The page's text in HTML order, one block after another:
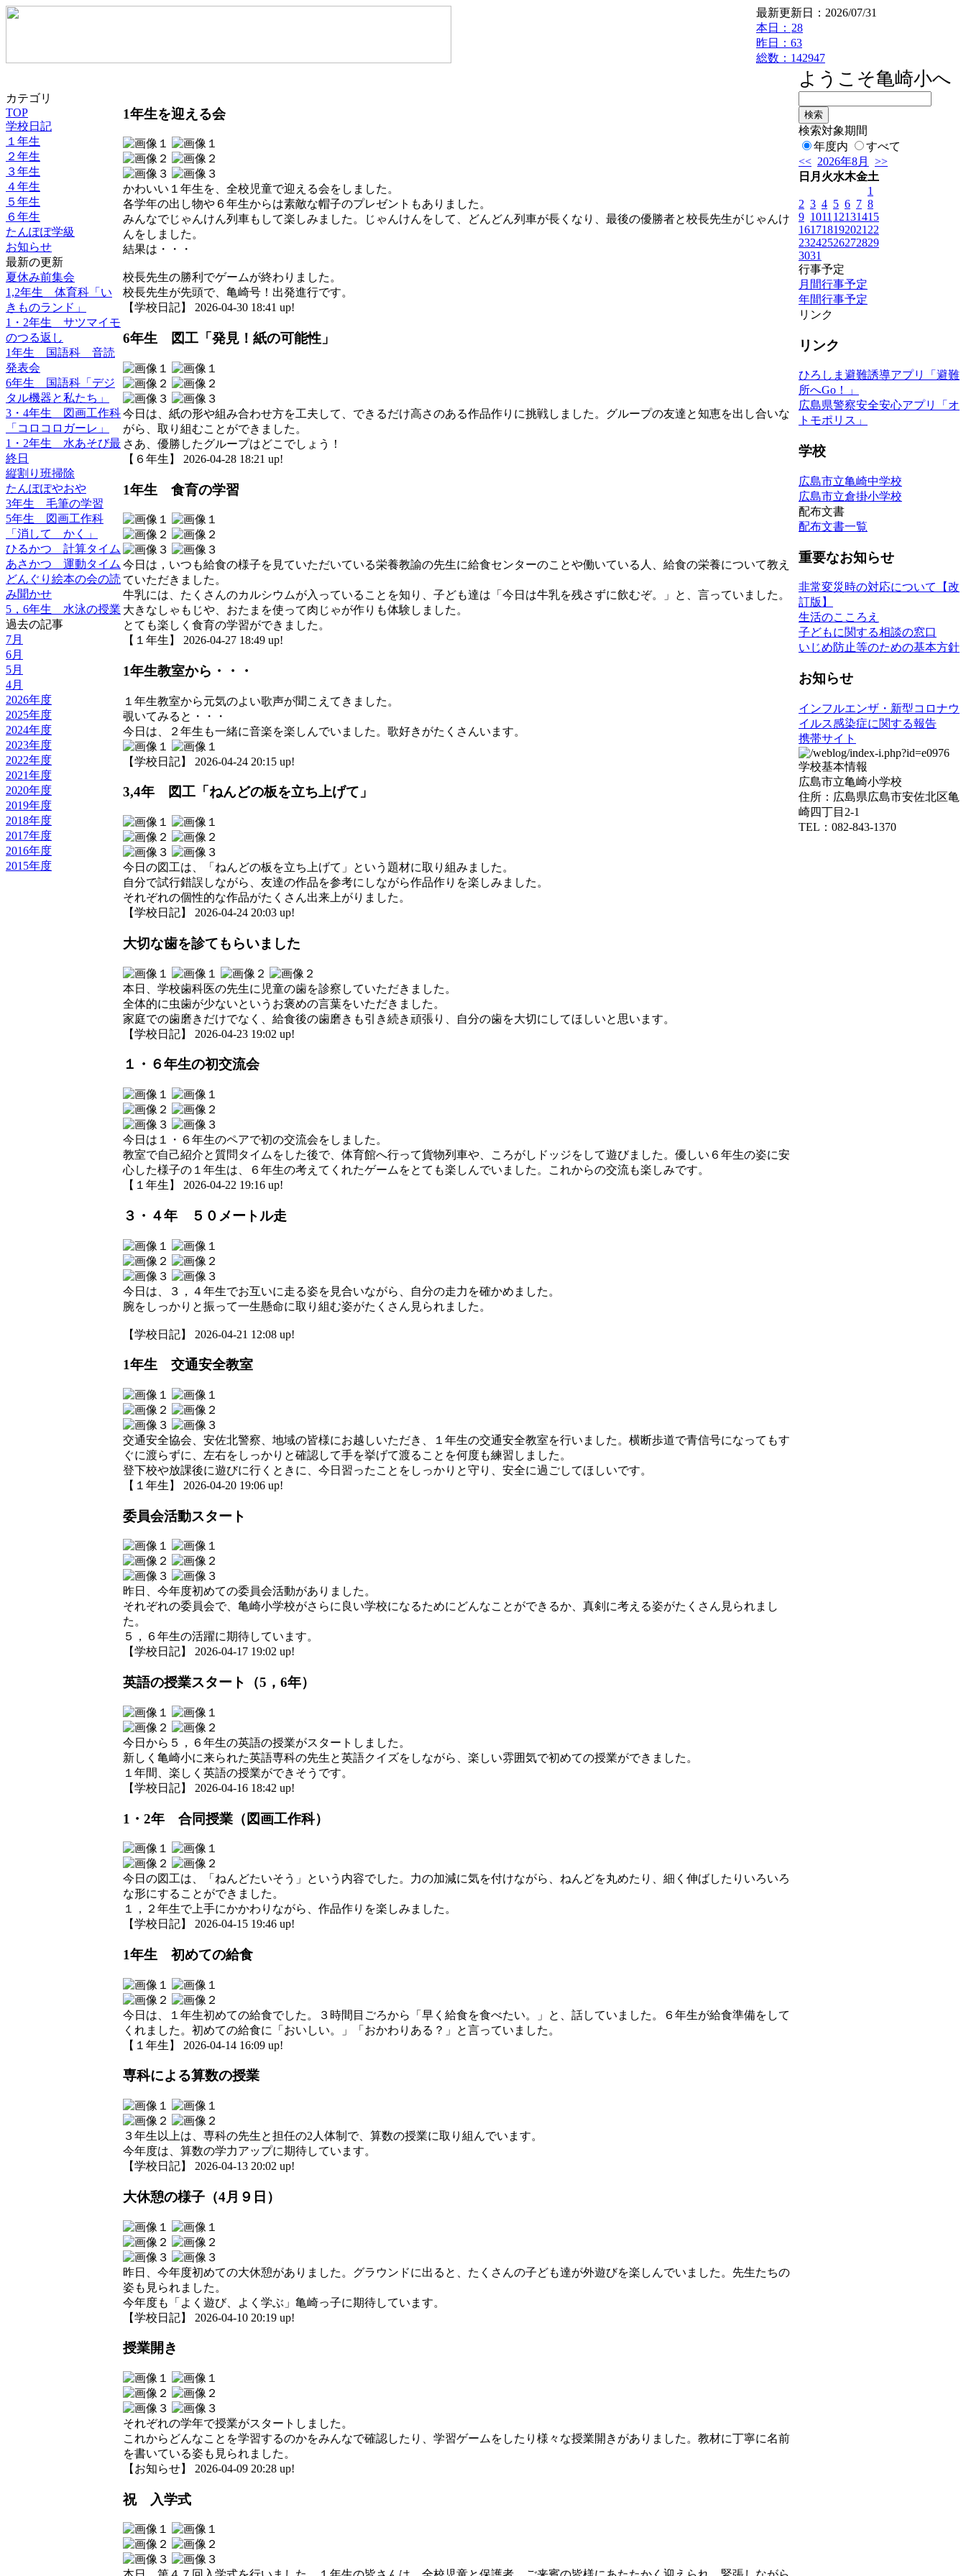
最新更新日：2026/07/31
本日： 28
昨日：63
総数：142947
ようこそ亀崎小へ
カテゴリ
TOP
学校日記
１年生
２年生
３年生
４年生
５年生
６年生
たんぽぽ学級
お知らせ
最新の更新
夏休み前集会
1,2年生 体育科「い
きものランド」
1・2年生 サツマイモ
のつる返し
1年生 国語科 音読
発表会
6年生 国語科「デジ
タル機器と私たち」
3・4年生 図画工作科
「コロコロガーレ」
1・2年生 水あそび最
終日
縦割り班掃除
たんぽぽやおや
3年生 毛筆の学習
5年生 図画工作科
「消して かく」
ひるかつ 計算タイム
あさかつ 運動タイム
どんぐり絵本の会の読
み聞かせ
5，6年生 水泳の授業
過去の記事
7月
6月
5月
4月
2026年度
2025年度
2024年度
2023年度
2022年度
2021年度
2020年度
2019年度
2018年度
2017年度
2016年度
2015年度
1年生を迎える会
かわいい１年生を、全校児童で迎える会をしました。
各学年の出し物や６年生からは素敵な帽子のプレゼントもありました。
みんなでじゃんけん列車もして楽しみました。じゃんけんをして、どんどん列車が長くなり、最後の優勝者と校長先生がじゃんけ
んをしました。
結果は・・・
校長先生の勝利でゲームが終わりました。
校長先生が先頭で、亀崎号！出発進行です。
【学校日記】 2026-04-30 18:41 up!
6年生 図工「発見！紙の可能性」
今日は、紙の形や組み合わせ方を工夫して、できるだけ高さのある作品作りに挑戦しました。グループの友達と知恵を出し合いな
がら、取り組むことができました。
さあ、優勝したグループはどこでしょう！
【６年生】 2026-04-28 18:21 up!
1年生 食育の学習
今日は，いつも給食の様子を見ていただいている栄養教諭の先生に給食センターのことや働いている人、給食の栄養について教え
ていただきました。
牛乳には、たくさんのカルシウムが入っていることを知り、子ども達は「今日は牛乳を残さずに飲むぞ。」と、言っていました。
大きなしゃもじや、おたまを使って肉じゃが作りも体験しました。
とても楽しく食育の学習ができました。
【１年生】 2026-04-27 18:49 up!
1年生教室から・・・
１年生教室から元気のよい歌声が聞こえてきました。
覗いてみると・・・
今日は、２年生も一緒に音楽を楽しんでいました。歌好きがたくさんいます。
【学校日記】 2026-04-24 20:15 up!
3,4年 図工「ねんどの板を立ち上げて」
今日の図工は、「ねんどの板を立ち上げて」という題材に取り組みました。
自分で試行錯誤しながら、友達の作品を参考にしながら作品作りを楽しみました。
それぞれの個性的な作品がたくさん出来上がりました。
【学校日記】 2026-04-24 20:03 up!
大切な歯を診てもらいました
本日、学校歯科医の先生に児童の歯を診察していただきました。
全体的に虫歯が少ないというお褒めの言葉をいただきました。
家庭での歯磨きだけでなく、給食後の歯磨きも引き続き頑張り、自分の歯を大切にしてほしいと思います。
【学校日記】 2026-04-23 19:02 up!
１・６年生の初交流会
今日は１・６年生のペアで初の交流会をしました。
教室で自己紹介と質問タイムをした後で、体育館へ行って貨物列車や、ころがしドッジをして遊びました。優しい６年生の姿に安
心した様子の１年生は、６年生の考えてくれたゲームをとても楽しんでいました。これからの交流も楽しみです。
【１年生】 2026-04-22 19:16 up!
３・４年 ５０メートル走
今日は、３，４年生でお互いに走る姿を見合いながら、自分の走力を確かめました。
腕をしっかりと振って一生懸命に取り組む姿がたくさん見られました。
【学校日記】 2026-04-21 12:08 up!
1年生 交通安全教室
交通安全協会、安佐北警察、地域の皆様にお越しいただき、１年生の交通安全教室を行いました。横断歩道で青信号になってもす
ぐに渡らずに、左右をしっかりと確認して手を挙げて渡ることを何度も練習しました。
登下校や放課後に遊びに行くときに、今日習ったことをしっかりと守り、安全に過ごしてほしいです。
【１年生】 2026-04-20 19:06 up!
委員会活動スタート
昨日、今年度初めての委員会活動がありました。
それぞれの委員会で、亀崎小学校がさらに良い学校になるためにどんなことができるか、真剣に考える姿がたくさん見られまし
た。
５，６年生の活躍に期待しています。
【学校日記】 2026-04-17 19:02 up!
英語の授業スタート（5，6年）
今日から５，６年生の英語の授業がスタートしました。
新しく亀崎小に来られた英語専科の先生と英語クイズをしながら、楽しい雰囲気で初めての授業ができました。
１年間、楽しく英語の授業ができそうです。
【学校日記】 2026-04-16 18:42 up!
1・2年 合同授業（図画工作科）
今日の図工は、「ねんどたいそう」という内容でした。力の加減に気を付けながら、ねんどを丸めたり、細く伸ばしたりいろいろ
な形にすることができました。
１，２年生で上手にかかわりながら、作品作りを楽しみました。
【学校日記】 2026-04-15 19:46 up!
1年生 初めての給食
今日は、１年生初めての給食でした。３時間目ごろから「早く給食を食べたい。」と、話していました。６年生が給食準備をして
くれました。初めての給食に「おいしい。」「おかわりある？」と言っていました。
【１年生】 2026-04-14 16:09 up!
専科による算数の授業
３年生以上は、専科の先生と担任の2人体制で、算数の授業に取り組んでいます。
今年度は、算数の学力アップに期待しています。
【学校日記】 2026-04-13 20:02 up!
大休憩の様子（4月９日）
昨日、今年度初めての大休憩がありました。グラウンドに出ると、たくさんの子ども達が外遊びを楽しんでいました。先生たちの
姿も見られました。
今年度も「よく遊び、よく学ぶ」亀崎っ子に期待しています。
【学校日記】 2026-04-10 20:19 up!
授業開き
それぞれの学年で授業がスタートしました。
これからどんなことを学習するのかをみんなで確認したり、学習ゲームをしたり様々な授業開きがありました。教材に丁寧に名前
を書いている姿も見られました。
【お知らせ】 2026-04-09 20:28 up!
祝 入学式
検索対象期間
年度内
すべて
<< 2026年8月
>>
日 月 火水木金土
1
2 3 4 5 6 7 8
9 1011 12131415
161718192021 22
23242526272829
3031
行事予定
月間行事予定
年間行事予定
リンク
リンク
ひろしま避難誘導アプリ「避難
所へGo！」
広島県警察安全安心アプリ「オ
トモポリス」
学校
広島市立亀崎中学校
広島市立倉掛小学校
配布文書
配布文書一覧
重要なお知らせ
非常変災時の対応について【改
訂版】
生活のこころえ
子どもに関する相談の窓口
いじめ防止等のための基本方針
お知らせ
インフルエンザ・新型コロナウ
イルス感染症に関する報告
携帯サイト
学校基本情報
広島市立亀崎小学校
住所：広島県広島市安佐北区亀
崎四丁目2-1
TEL：082-843-1370